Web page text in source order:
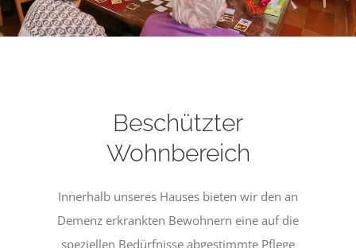
Beschützter
Wohnbereich
Innerhalb unseres Hauses bieten wir den an
Demenz erkrankten Bewohnern eine auf die
speziellen Bedürfnisse abgestimmte Pflege